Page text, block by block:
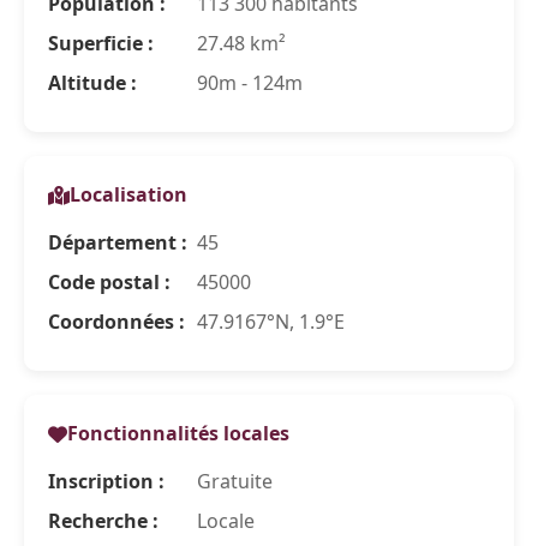
Superficie :
27.48 km²
Altitude :
90m - 124m
Localisation
Département : 45
Code postal :
45000
Coordonnées : 47.9167°N, 1.9°E
Fonctionnalités locales
Inscription :
Gratuite
Recherche :
Locale